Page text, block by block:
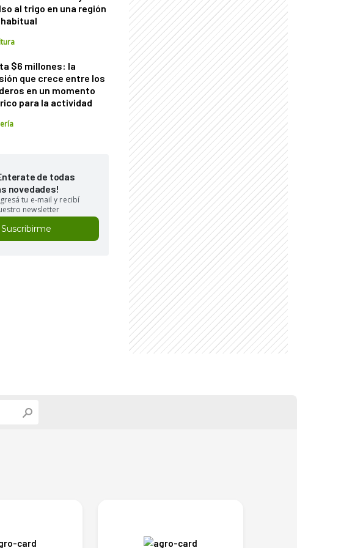
al trigo en una región
$6 millones: la
que crece entre los
en un momento
para la actividad
de todas
novedades!
tu e-mail y recibí
newsletter
Suscribirme